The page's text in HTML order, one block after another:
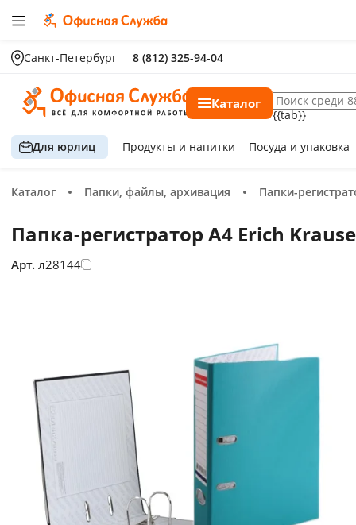
Санкт-Петербург 8 (812) 325-94-04
Каталог
{{tab}}
Для юрлиц Продукты и напитки Посуда и упаковка
Каталог Папки, файлы, архивация Папки-
Папка-регистратор А4 Erich
Арт. л28144